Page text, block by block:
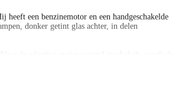
een benzinemotor en een handgeschakelde
donker getint glas achter, in delen
u de adaptive cruise control inschakelt, regelt de
over de status van uw auto. Niet meer op